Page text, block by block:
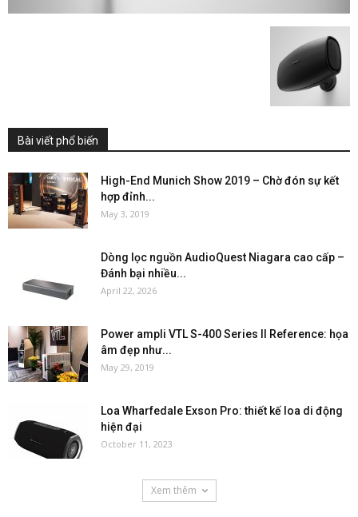
Bài viết phổ biến
High-End Munich Show 2019 – Chờ đón sự kết
hợp đỉnh...
May 3, 2019
Dòng lọc nguồn AudioQuest Niagara cao cấp –
Đánh bại nhiều...
April 22, 2026
Power ampli VTL S-400 Series II Reference: họa
âm đẹp như...
May 29, 2019
Loa Wharfedale Exson Pro: thiết kế loa di động
hiện đại
October 11, 2023
Xem thêm